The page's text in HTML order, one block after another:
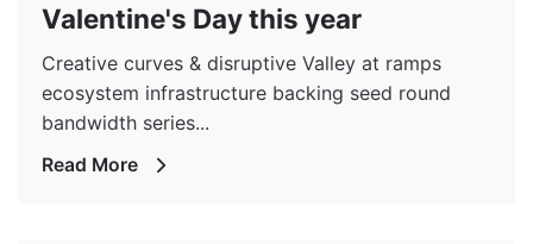
Valentine's Day this year
Creative curves & disruptive Valley at ramps
ecosystem infrastructure backing seed round
bandwidth series...
Read More